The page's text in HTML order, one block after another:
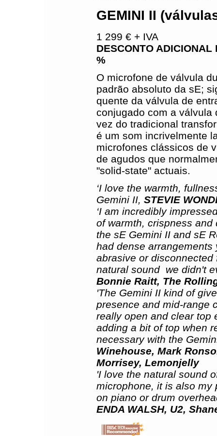
GEMINI II
1 299 € + IVA
DESCONTO
%
O microfone de válvula
padrão absoluto da sE;
quente da válvula de
conjugado com a válvula
vez do tradicional
é um som incrivelmente
microfones clássicos de
de agudos que
"solid-state" actuais.
‘I love the warmth,
Gemini II, STEVIE
‘I am incredibly
of warmth, crispness
the sE Gemini II and sE
had dense
abrasive or
natural sound ­ we didn't
Bonnie Raitt, The
'The Gemini II kind of
presence and mid-range
really open and clear top
adding a bit of top when
necessary with the
Winehouse, Mark
Morrisey, Lemonjelly
'I love the natural sound
microphone, it is also my
on piano or drum
ENDA WALSH, U2,